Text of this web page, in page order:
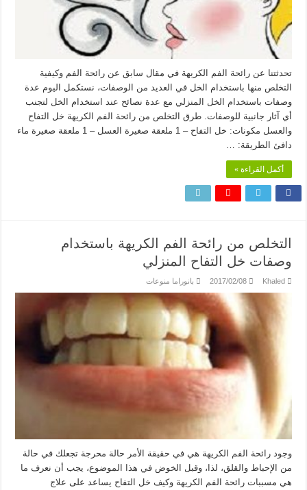
تحدثتنا عن رائحة الفم الكريهة في مقال سابق عن رائحة الفم وكيفية
التخلص منها باستخدام الخل في العديد من الوصفات، نستكمل اليوم عدة
وصفات باستخدام الخل المنزلي مع عدة نصائح عند استخدام الخل لتجنب
أي آثار جانبية للوصفات. طرق التخلص من رائحة الفم الكريهة خل التفاح
والعسل مكونات: خل التفاح – 1 ملعقة صغيرة العسل – 1 ملعقة صغيرة ماء
دافئ الطريقة: …
أكمل القراءة »
التخلص من رائحة الفم الكريهة باستخدام
وصفات خل التفاح المنزلي
Khaled
2017/02/08 بانوراما منوعات
وجود رائحة الفم الكريهة هي في حقيقة الأمر حالة محرجة تجعلك في حالة
من الإحباط والقلق، لذا، وقبل الخوض في هذا الموضوع، يجب أن نعرف ما
هي مسببات رائحة الفم الكريهة وكيف خل التفاح يساعد على علاج